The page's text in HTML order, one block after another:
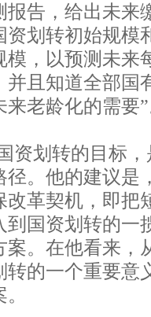
报告，给出未来
资划转初始规模
模，以预测未来
且知道全部国
来老龄化的需要
资划转的目标
径。他的建议是
改革契机，即把
到国资划转的一
案。在他看来，
转的一个重要意